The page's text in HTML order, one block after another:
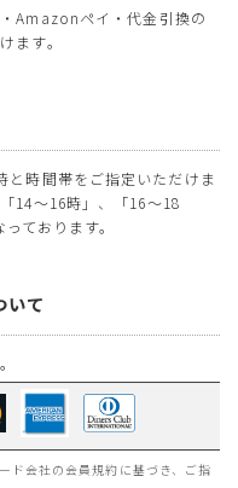
Amazonペイ・代金引換の
ます。
と時間帯をご指定いただけま
14～16時」、「16～18
ております。
いて
ド会社の会員規約に基づき、ご指